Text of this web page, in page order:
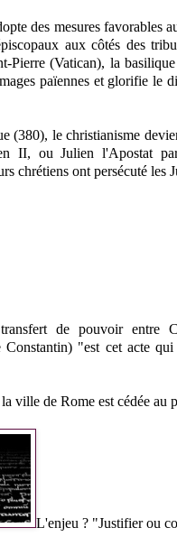
des mesures favorables
aux côtés des
Pierre (Vatican), la
païennes et glorifie le
(380), le christianisme
II, ou Julien l'Apostat
chrétiens ont persécuté les
de pouvoir entre
Constantin) "est cet acte
ville de Rome est cédée au
L'enjeu ? "Justifier ou